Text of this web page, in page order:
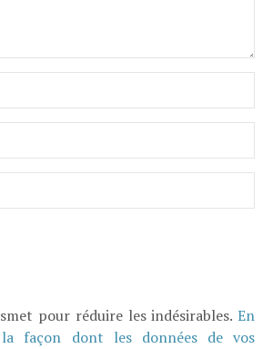
pour réduire les indésirables. En
façon dont les données de vos